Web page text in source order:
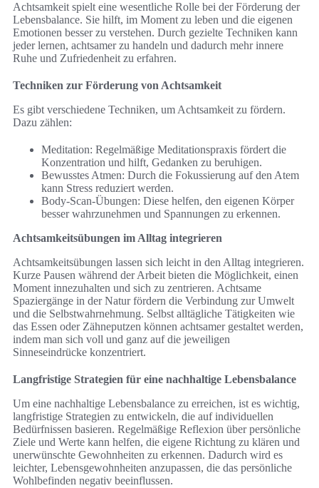
Achtsamkeit spielt eine wesentliche Rolle bei der Förderung der
Lebensbalance. Sie hilft, im Moment zu leben und die eigenen
Emotionen besser zu verstehen. Durch gezielte Techniken kann
jeder lernen, achtsamer zu handeln und dadurch mehr innere
Ruhe und Zufriedenheit zu erfahren.
Techniken zur Förderung von Achtsamkeit
Es gibt verschiedene Techniken, um Achtsamkeit zu fördern.
Dazu zählen:
Meditation: Regelmäßige Meditationspraxis fördert die
Konzentration und hilft, Gedanken zu beruhigen.
Bewusstes Atmen: Durch die Fokussierung auf den Atem
kann Stress reduziert werden.
Body-Scan-Übungen: Diese helfen, den eigenen Körper
besser wahrzunehmen und Spannungen zu erkennen.
Achtsamkeitsübungen im Alltag integrieren
Achtsamkeitsübungen lassen sich leicht in den Alltag integrieren.
Kurze Pausen während der Arbeit bieten die Möglichkeit, einen
Moment innezuhalten und sich zu zentrieren. Achtsame
Spaziergänge in der Natur fördern die Verbindung zur Umwelt
und die Selbstwahrnehmung. Selbst alltägliche Tätigkeiten wie
das Essen oder Zähneputzen können achtsamer gestaltet werden,
indem man sich voll und ganz auf die jeweiligen
Sinneseindrücke konzentriert.
Langfristige Strategien für eine nachhaltige Lebensbalance
Um eine nachhaltige Lebensbalance zu erreichen, ist es wichtig,
langfristige Strategien zu entwickeln, die auf individuellen
Bedürfnissen basieren. Regelmäßige Reflexion über persönliche
Ziele und Werte kann helfen, die eigene Richtung zu klären und
unerwünschte Gewohnheiten zu erkennen. Dadurch wird es
leichter, Lebensgewohnheiten anzupassen, die das persönliche
Wohlbefinden negativ beeinflussen.